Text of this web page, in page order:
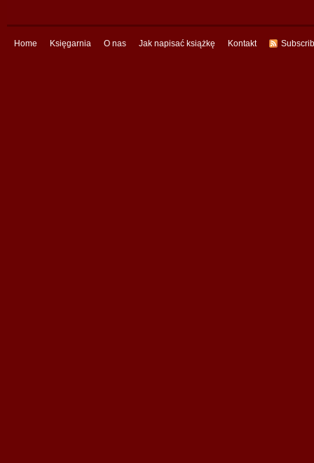
Home Księgarnia O nas Jak napisać książkę Kontakt